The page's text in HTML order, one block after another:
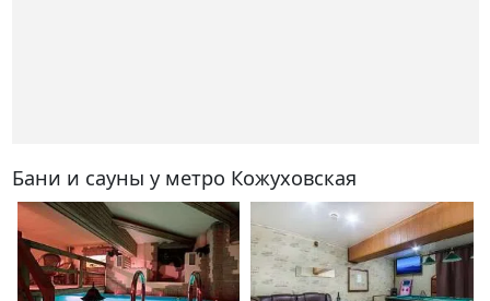
Бани и сауны у метро Кожуховская